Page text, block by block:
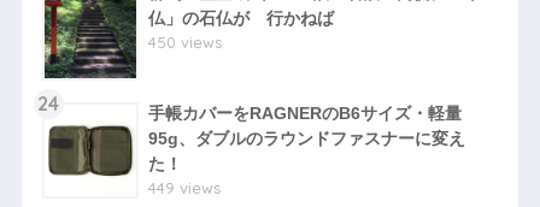
仏」の石仏が 行かねば
450 views
24
手帳カバーをRAGNERのB6サイズ・軽量
95g、ダブルのラウンドファスナーに変え
た！
449 views